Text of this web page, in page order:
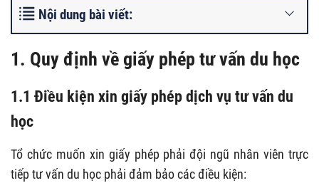
Nội dung bài viết:
1. Quy định về giấy phép tư vấn du học
1.1 Điều kiện xin giấy phép dịch vụ tư vấn du
học
Tổ chức muốn xin giấy phép phải đội ngũ nhân viên trực
tiếp tư vấn du học phải đảm bảo các điều kiện: